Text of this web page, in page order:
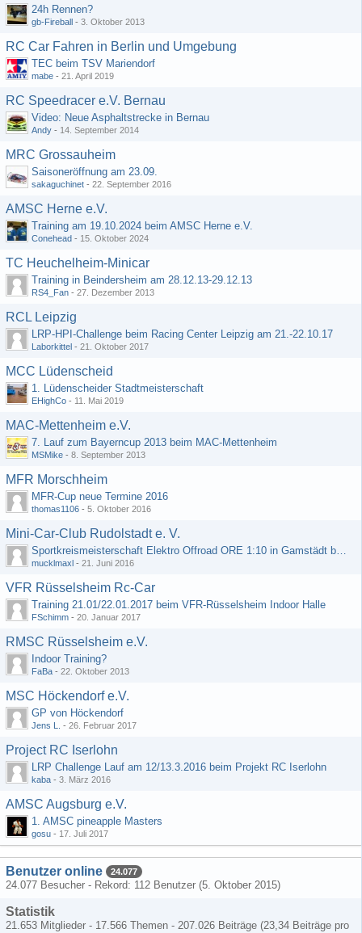
24h Rennen?
gb-Fireball - 3. Oktober 2013
RC Car Fahren in Berlin und Umgebung
TEC beim TSV Mariendorf
mabe - 21. April 2019
RC Speedracer e.V. Bernau
Video: Neue Asphaltstrecke in Bernau
Andy - 14. September 2014
MRC Grossauheim
Saisoneröffnung am 23.09.
sakaguchinet - 22. September 2016
AMSC Herne e.V.
Training am 19.10.2024 beim AMSC Herne e.V.
Conehead - 15. Oktober 2024
TC Heuchelheim-Minicar
Training in Beindersheim am 28.12.13-29.12.13
RS4_Fan - 27. Dezember 2013
RCL Leipzig
LRP-HPI-Challenge beim Racing Center Leipzig am 21.-22.10.17
Laborkittel - 21. Oktober 2017
MCC Lüdenscheid
1. Lüdenscheider Stadtmeisterschaft
EHighCo - 11. Mai 2019
MAC-Mettenheim e.V.
7. Lauf zum Bayerncup 2013 beim MAC-Mettenheim
MSMike - 8. September 2013
MFR Morschheim
MFR-Cup neue Termine 2016
thomas1106 - 5. Oktober 2016
Mini-Car-Club Rudolstadt e. V.
Sportkreismeisterschaft Elektro Offroad ORE 1:10 in Gamstädt bei Erfurt, Outdoor mit Indoor Ausweichmöglichkeit!!!
mucklmaxl - 21. Juni 2016
VFR Rüsselsheim Rc-Car
Training 21.01/22.01.2017 beim VFR-Rüsselsheim Indoor Halle
FSchimm - 20. Januar 2017
RMSC Rüsselsheim e.V.
Indoor Training?
FaBa - 22. Oktober 2013
MSC Höckendorf e.V.
GP von Höckendorf
Jens L. - 26. Februar 2017
Project RC Iserlohn
LRP Challenge Lauf am 12/13.3.2016 beim Projekt RC Iserlohn
kaba - 3. März 2016
AMSC Augsburg e.V.
1. AMSC pineapple Masters
gosu - 17. Juli 2017
Benutzer online 24.077
24.077 Besucher - Rekord: 112 Benutzer (5. Oktober 2015)
Statistik
21.653 Mitglieder - 17.566 Themen - 207.026 Beiträge (23,34 Beiträge pro